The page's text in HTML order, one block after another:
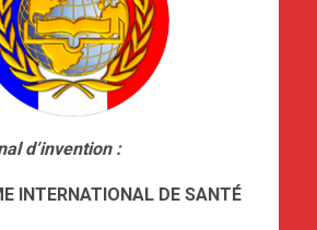
d’invention :
INTERNATIONAL DE SANTÉ